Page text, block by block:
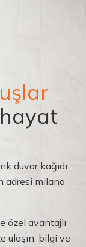
hayat
duvar kağıdı
adresi milano
özel avantajlı
ulaşın, bilgi ve